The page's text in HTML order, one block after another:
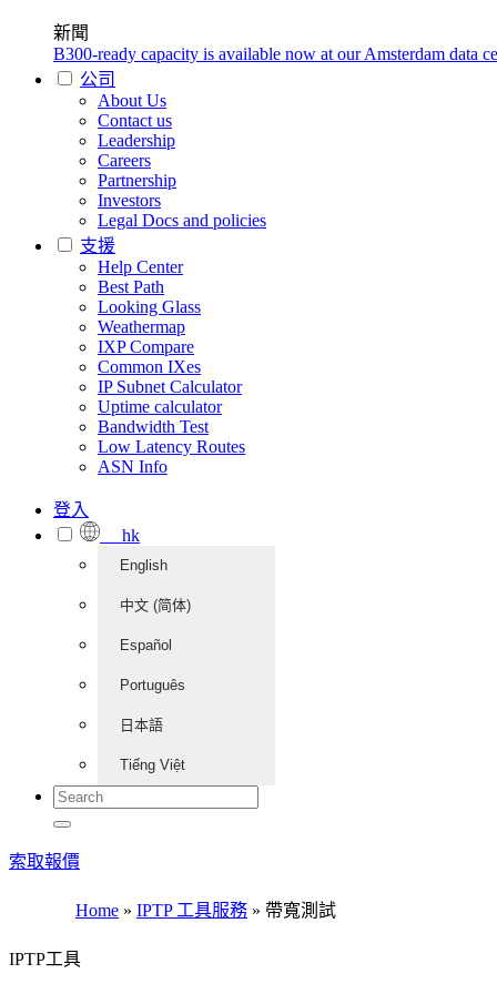
新聞
B300-ready capacity is available now at our Amsterdam data
公司
About Us
Contact us
Leadership
Careers
Partnership
Investors
Legal Docs and policies
支援
Help Center
Best Path
Looking Glass
Weathermap
IXP Compare
Common IXes
IP Subnet Calculator
Uptime calculator
Bandwidth Test
Low Latency Routes
ASN Info
登入
hk
English
中文 (简体)
Español
Português
日本語
Tiếng Việt
索取報價
Home » IPTP 工具服務 » 帶寬測試
IPTP工具